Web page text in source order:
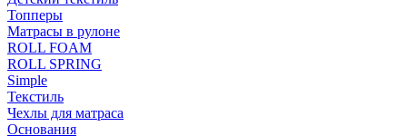
Топперы
Матрасы в рулоне
ROLL FOAM
ROLL SPRING
Simple
Текстиль
Чехлы для матраса
Основания